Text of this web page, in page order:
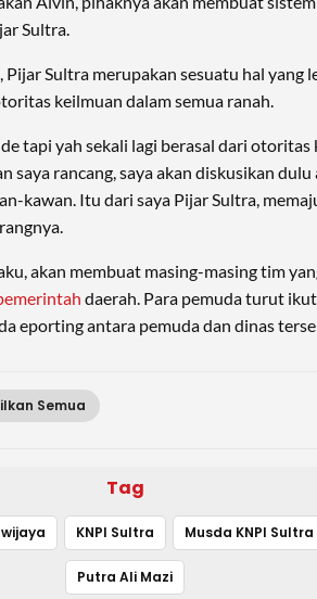
Sultra.
Sultra merupakan sesuatu hal yang
keilmuan dalam semua ranah.
tapi yah sekali lagi berasal dari otoritas
saya rancang, saya akan diskusikan dulu
kawan. Itu dari saya Pijar Sultra,
akan membuat masing-masing tim
daerah. Para pemuda turut
eporting antara pemuda dan dinas
Semua
Tag
KNPI Sultra Musda KNPI Sultra
Putra Ali Mazi